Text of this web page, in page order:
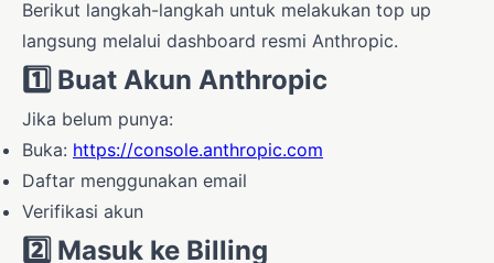
Berikut langkah-langkah untuk melakukan top up
langsung melalui dashboard resmi Anthropic.
1️⃣ Buat Akun Anthropic
Jika belum punya:
Buka: https://console.anthropic.com
Daftar menggunakan email
Verifikasi akun
2️⃣ Masuk ke Billing